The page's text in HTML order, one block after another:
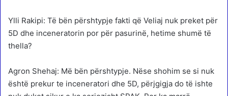
Ylli Rakipi: Të bën përshtypje fakti që Veliaj nuk preket për
5D dhe inceneratorin por për pasurinë, hetime shumë të
thella?
Agron Shehaj: Më bën përshtypje. Nëse shohim se si nuk
është prekur te inceneratori dhe 5D, përjgigja do të ishte